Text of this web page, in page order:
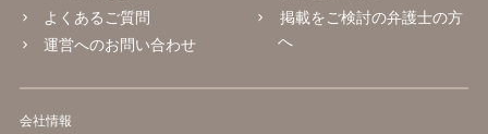
よくあるご質問
運営へのお問い合わせ
掲載をご検討の弁護士の方
へ
会社情報